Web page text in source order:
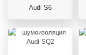
Audi S6